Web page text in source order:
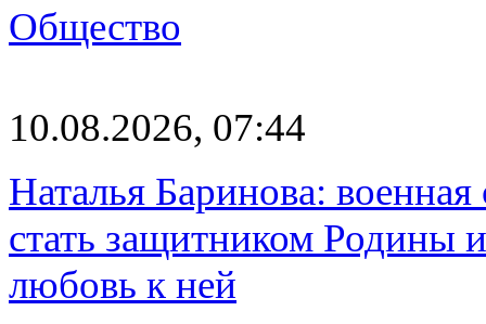
Общество
10.08.2026, 07:44
Наталья Баринова:
стать защитником Родины
любовь к ней